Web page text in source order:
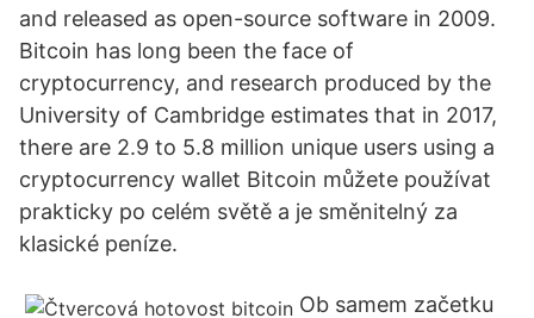
and released as open-source software in 2009.
Bitcoin has long been the face of
cryptocurrency, and research produced by the
University of Cambridge estimates that in 2017,
there are 2.9 to 5.8 million unique users using a
cryptocurrency wallet Bitcoin můžete používat
prakticky po celém světě a je směnitelný za
klasické peníze.
Ob samem začetku